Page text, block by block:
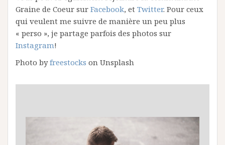
Graine de Coeur sur Facebook, et Twitter. Pour ceux
qui veulent me suivre de manière un peu plus
« perso », je partage parfois des photos sur
Instagram!
Photo byfreestocks on Unsplash